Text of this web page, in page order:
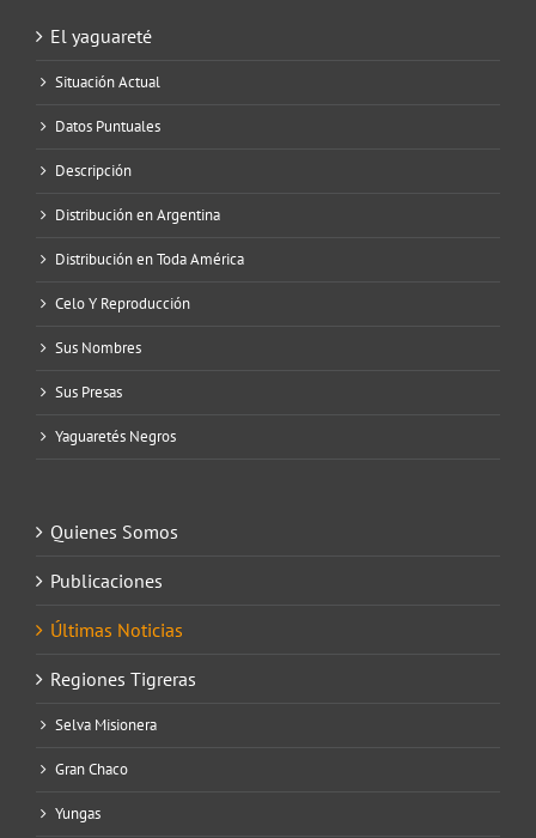
El yaguareté
Situación Actual
Datos Puntuales
Descripción
Distribución en Argentina
Distribución en Toda América
Celo Y Reproducción
Sus Nombres
Sus Presas
Yaguaretés Negros
Quienes Somos
Publicaciones
Últimas Noticias
Regiones Tigreras
Selva Misionera
Gran Chaco
Yungas